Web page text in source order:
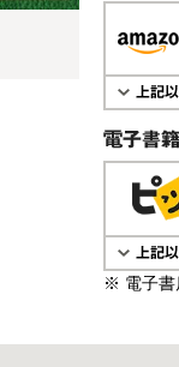
電子書籍で
※ 電子書